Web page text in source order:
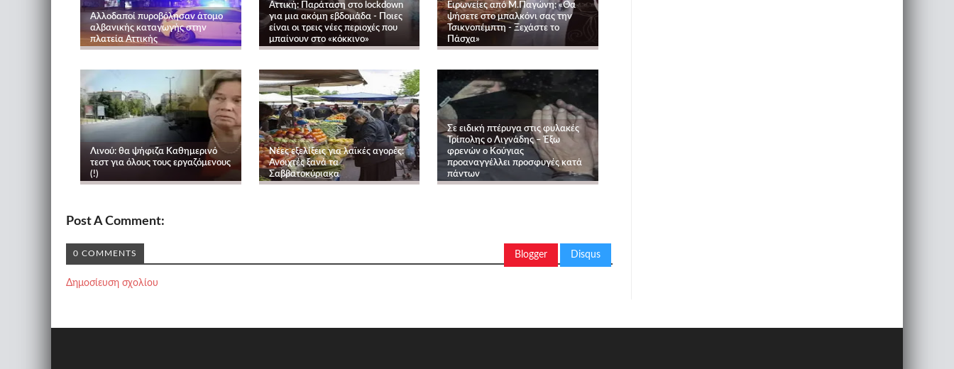
Αλλοδαποί πυροβόλησαν άτομο
αλβανικής καταγωγής στην
πλατεία Αττικής
Αττική: Παράταση στο lockdown
για μια ακόμη εβδομάδα - Ποιες
είναι οι τρεις νέες περιοχές που
μπαίνουν στο «κόκκινο»
Ειρωνείες από Μ.Παγώνη: «Θα
ψήσετε στο μπαλκόνι σας την
Τσικνοπέμπτη - Ξεχάστε το
Πάσχα»
Λινού: θα ψήφιζα Καθημερινό
τεστ για όλους τους εργαζόμενους
(!)
Νέες εξελίξεις για λαϊκές αγορές:
Ανοιχτές ξανά τα
Σαββατοκύριακα
Σε ειδική πτέρυγα στις φυλακές
Τρίπολης ο Λιγνάδης – Έξω
φρενών ο Κούγιας
προαναγγέλλει προσφυγές κατά
πάντων
Post A Comment:
Blogger Disqus
0 COMMENTS
Δημοσίευση σχολίου